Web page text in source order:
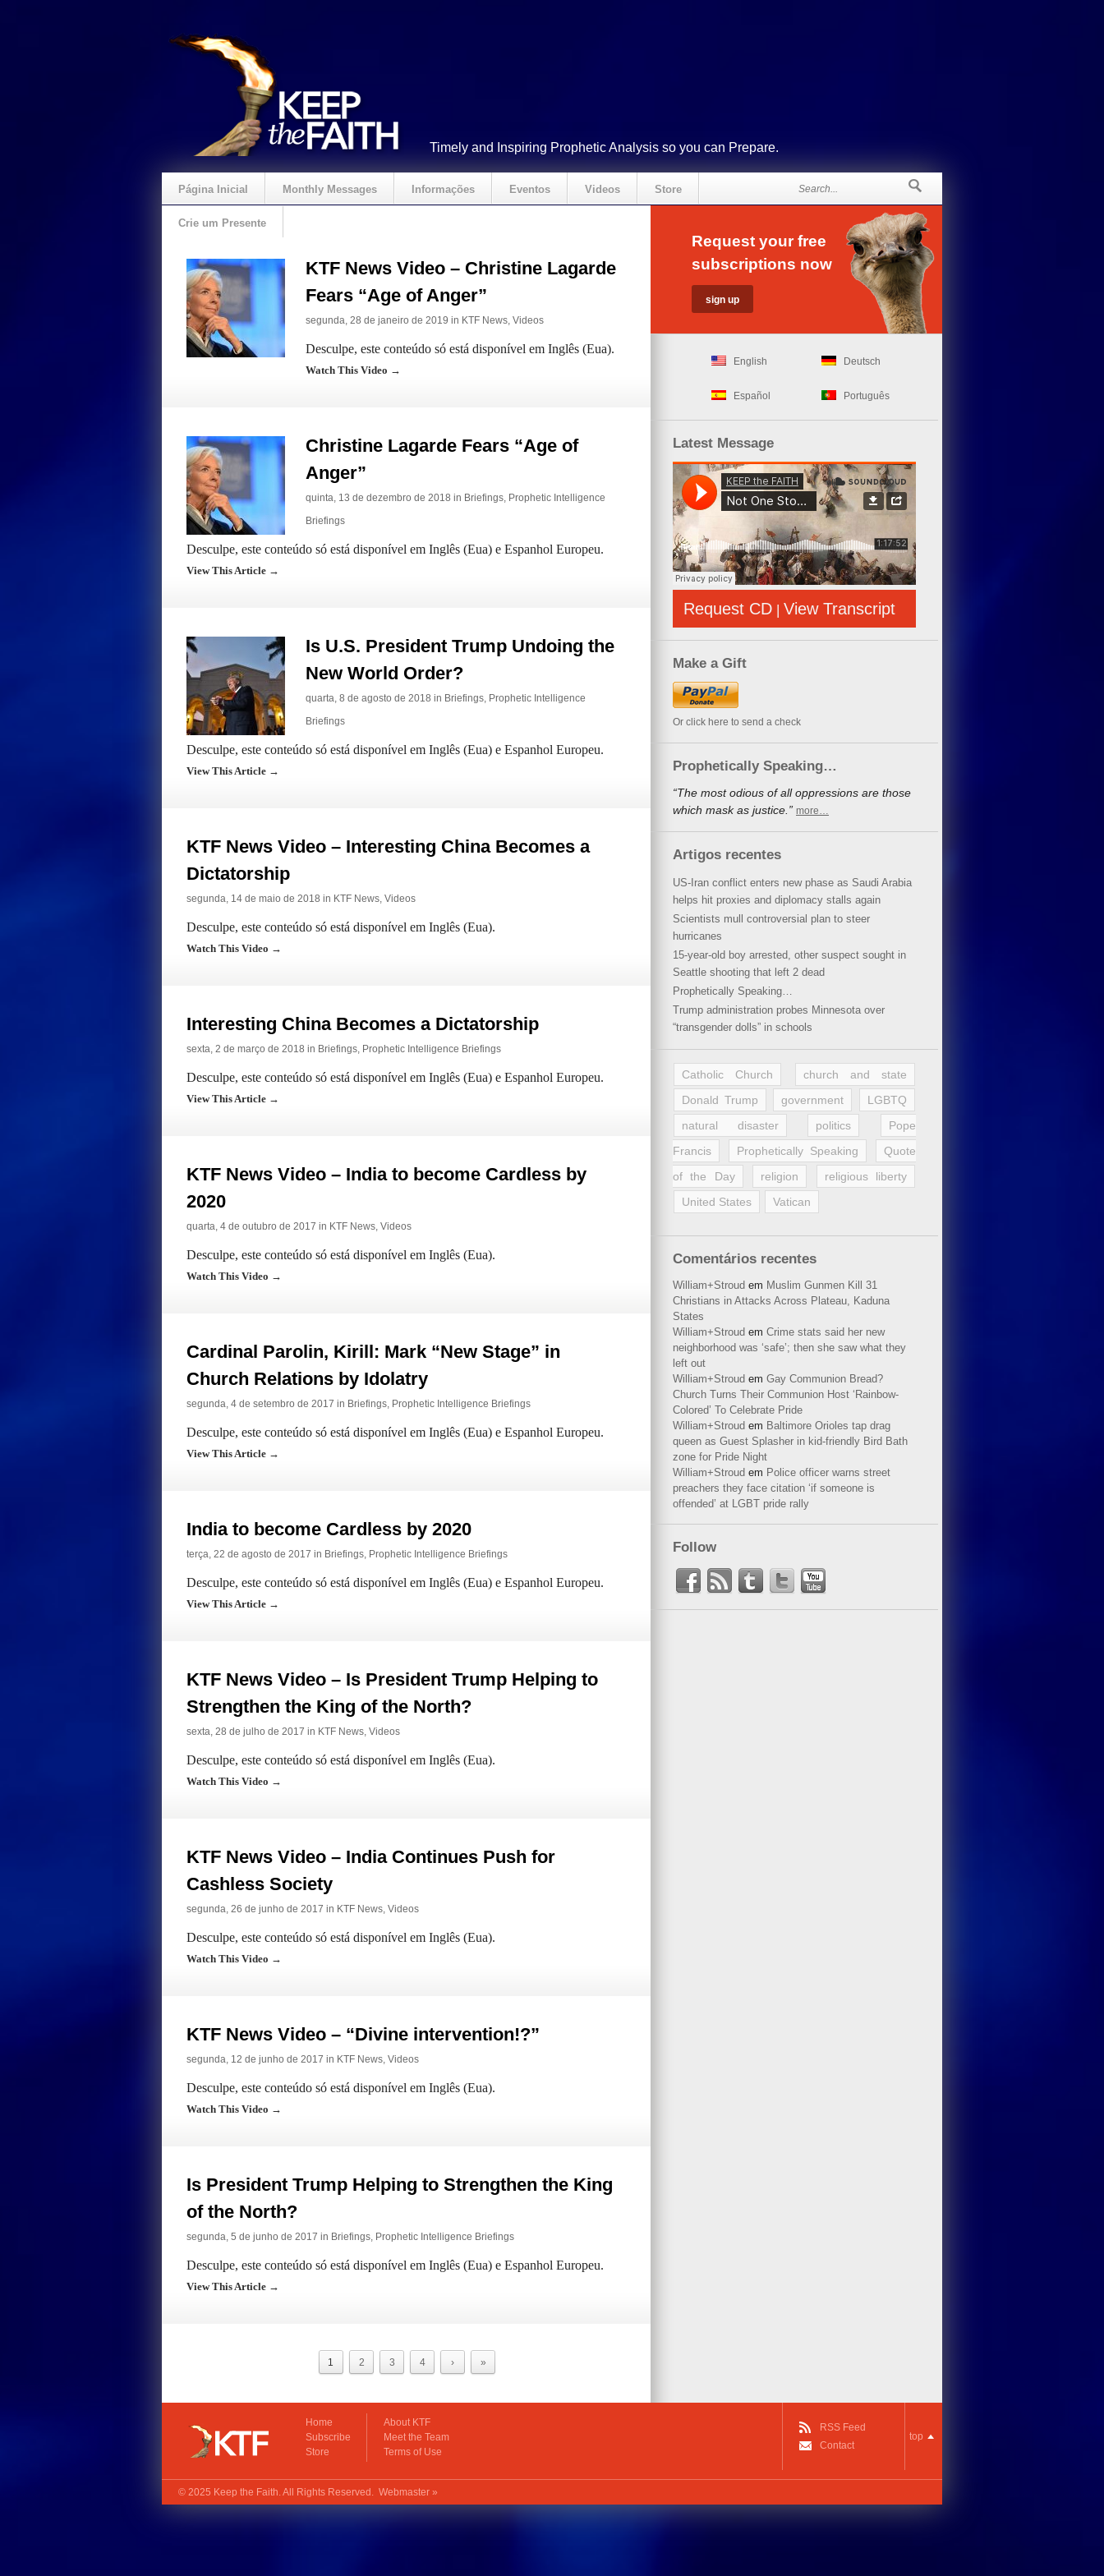
Timely and Inspiring Prophetic Analysis so you can Prepare.
Página Inicial Monthly Messages Informações Eventos Videos Store
Crie um Presente
KTF News Video – Christine Lagarde
Fears “Age of Anger”
segunda, 28 de janeiro de 2019 in KTF News, Videos
Desculpe, este conteúdo só está disponível em Inglês (Eua).
Watch This Video →
Christine Lagarde Fears “Age of
Anger”
quinta, 13 de dezembro de 2018 in Briefings, Prophetic Intelligence
Briefings
Desculpe, este conteúdo só está disponível em Inglês (Eua) e Espanhol Europeu.
View This Article →
Is U.S. President Trump Undoing the
New World Order?
quarta, 8 de agosto de 2018 in Briefings, Prophetic Intelligence
Briefings
Desculpe, este conteúdo só está disponível em Inglês (Eua) e Espanhol Europeu.
View This Article →
KTF News Video – Interesting China Becomes a
Dictatorship
segunda, 14 de maio de 2018 in KTF News, Videos
Desculpe, este conteúdo só está disponível em Inglês (Eua).
Watch This Video →
Interesting China Becomes a Dictatorship
sexta, 2 de março de 2018 in Briefings, Prophetic Intelligence Briefings
Desculpe, este conteúdo só está disponível em Inglês (Eua) e Espanhol Europeu.
View This Article →
KTF News Video – India to become Cardless by
2020
quarta, 4 de outubro de 2017 in KTF News, Videos
Desculpe, este conteúdo só está disponível em Inglês (Eua).
Watch This Video →
Cardinal Parolin, Kirill: Mark “New Stage” in
Church Relations by Idolatry
segunda, 4 de setembro de 2017 in Briefings, Prophetic Intelligence Briefings
Desculpe, este conteúdo só está disponível em Inglês (Eua) e Espanhol Europeu.
View This Article →
India to become Cardless by 2020
terça, 22 de agosto de 2017 in Briefings, Prophetic Intelligence Briefings
Desculpe, este conteúdo só está disponível em Inglês (Eua) e Espanhol Europeu.
View This Article →
KTF News Video – Is President Trump Helping to
Strengthen the King of the North?
sexta, 28 de julho de 2017 in KTF News, Videos
Desculpe, este conteúdo só está disponível em Inglês (Eua).
Watch This Video →
KTF News Video – India Continues Push for
Cashless Society
segunda, 26 de junho de 2017 in KTF News, Videos
Desculpe, este conteúdo só está disponível em Inglês (Eua).
Watch This Video →
KTF News Video – “Divine intervention!?”
segunda, 12 de junho de 2017 in KTF News, Videos
Desculpe, este conteúdo só está disponível em Inglês (Eua).
Watch This Video →
Is President Trump Helping to Strengthen the King
of the North?
segunda, 5 de junho de 2017 in Briefings, Prophetic Intelligence Briefings
Desculpe, este conteúdo só está disponível em Inglês (Eua) e Espanhol Europeu.
View This Article →
1 2 3 4 › »
Request your free
subscriptions now
English Deutsch
Español Português
Latest Message
Request CD | View Transcript
Make a Gift
Or click here to send a check
Prophetically Speaking…
“The most odious of all oppressions are those
which mask as justice.” more…
Artigos recentes
US-Iran conflict enters new phase as Saudi Arabia
helps hit proxies and diplomacy stalls again
Scientists mull controversial plan to steer
hurricanes
15-year-old boy arrested, other suspect sought in
Seattle shooting that left 2 dead
Prophetically Speaking…
Trump administration probes Minnesota over
“transgender dolls” in schools
Catholic Church
church and state
Donald Trump
government
LGBTQ
natural disaster
politics
Pope
Francis
Prophetically Speaking
Quote
of the Day
religion
religious liberty
United States
Vatican
Comentários recentes
William+Stroud em Muslim Gunmen Kill 31
Christians in Attacks Across Plateau, Kaduna
States
William+Stroud em Crime stats said her new
neighborhood was ‘safe’; then she saw what they
left out
William+Stroud em Gay Communion Bread?
Church Turns Their Communion Host ‘Rainbow-
Colored’ To Celebrate Pride
William+Stroud em Baltimore Orioles tap drag
queen as Guest Splasher in kid-friendly Bird Bath
zone for Pride Night
William+Stroud em Police officer warns street
preachers they face citation ‘if someone is
offended’ at LGBT pride rally
Follow
Home
Subscribe
Store
About KTF
Meet the Team
Terms of Use
RSS Feed
Contact
top
© 2025 Keep the Faith. All Rights Reserved. Webmaster »